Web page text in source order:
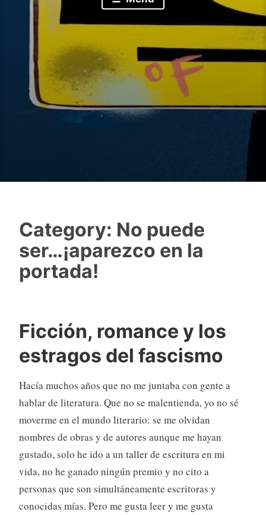
Category: No puede
ser…¡aparezco en la
portada!
Ficción, romance y los
estragos del fascismo
Hacía muchos años que no me juntaba con gente a
hablar de literatura. Que no se malentienda, yo no sé
moverme en el mundo literario: se me olvidan
nombres de obras y de autores aunque me hayan
gustado, solo he ido a un taller de escritura en mi
vida, no he ganado ningún premio y no cito a
personas que son simultáneamente escritoras y
conocidas mías. Pero me gusta leer y me gusta